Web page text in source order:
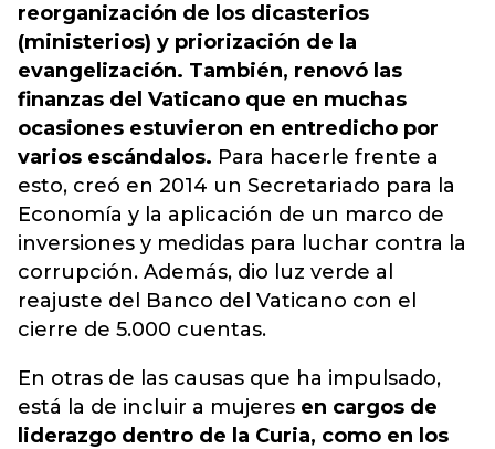
reorganización de los dicasterios
(ministerios) y priorización de la
evangelización. También, renovó las
finanzas del Vaticano que en muchas
ocasiones estuvieron en entredicho por
varios escándalos. Para hacerle frente a
esto, creó en 2014 un Secretariado para la
Economía y la aplicación de un marco de
inversiones y medidas para luchar contra la
corrupción. Además, dio luz verde al
reajuste del Banco del Vaticano con el
cierre de 5.000 cuentas.
En otras de las causas que ha impulsado,
está la de incluir a mujeres en cargos de
liderazgo dentro de la Curia, como en los